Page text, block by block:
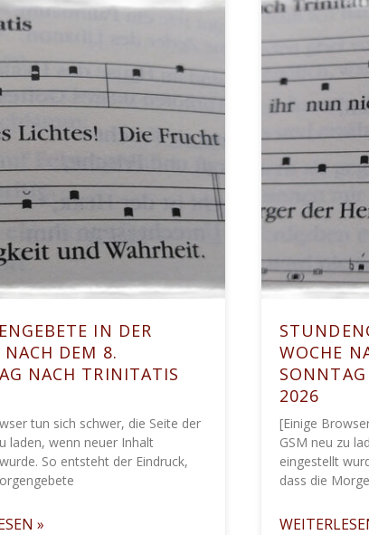
IN DER
NACH DEM 8.
NACH TRINITATIS
tun sich schwer, die Seite der
laden, wenn neuer Inhalt
So entsteht der Eindruck,
»
WOCHE
2026
[Einige
GSM neu zu
eingestellt
dass die